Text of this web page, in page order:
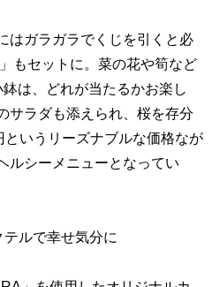
ガラガラでくじを引くと必
もセットに。菜の花や筍など
は、どれが当たるかお楽し
サラダも添えられ、桜を存分
いうリーズナブルな価格なが
ルシーメニューとなってい
ルで幸せ気分に